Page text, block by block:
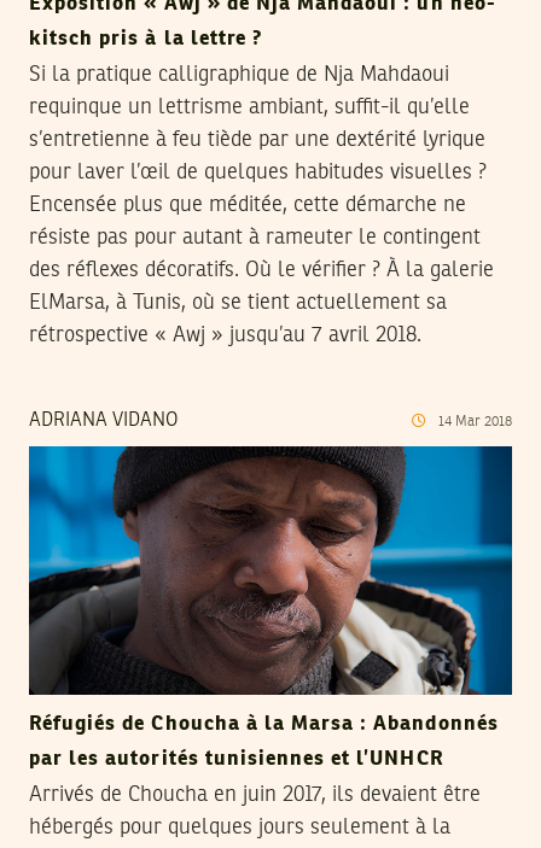
Exposition « Awj » de Nja Mahdaoui : un néo-
kitsch pris à la lettre ?
Si la pratique calligraphique de Nja Mahdaoui
requinque un lettrisme ambiant, suffit-il qu’elle
s’entretienne à feu tiède par une dextérité lyrique
pour laver l’œil de quelques habitudes visuelles ?
Encensée plus que méditée, cette démarche ne
résiste pas pour autant à rameuter le contingent
des réflexes décoratifs. Où le vérifier ? À la galerie
ElMarsa, à Tunis, où se tient actuellement sa
rétrospective « Awj » jusqu’au 7 avril 2018.
ADRIANA VIDANO 14 Mar 2018
Réfugiés de Choucha à la Marsa : Abandonnés
par les autorités tunisiennes et l’UNHCR
Arrivés de Choucha en juin 2017, ils devaient être
hébergés pour quelques jours seulement à la